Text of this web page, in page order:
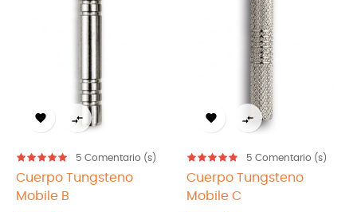
 
5 Comentario (s)
Cuerpo Tungsteno
Mobile B
 
5 Comentario (s)
Cuerpo Tungsteno
Mobile C